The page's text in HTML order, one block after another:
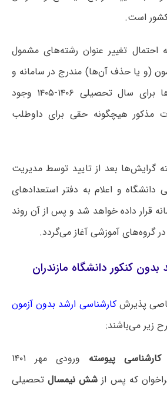
است.
احتمال تغییر عنوان رشته‌های مشمول
(و یا حذف آن‌ها) مندرج در سامانه و
نیز ظرفیت آن‌ها برای سال تحصیلی ۱۴۰۶-۱۴۰۵ وجود
مذکور هیچگونه حقی برای داوطلب
گرایش‌ها بعد از تایید توسط مدیریت
دانشگاه و اعلام به دفتر استعدادهای
قرار داده خواهد شد و پس از آن روند
گروه‌های آموزشی آغاز می‌گردد.
کنکور دانشگاه مازندران
پذیرشکارشناسی ارشد بدون آزمون
زیر می‌باشند:
کارشناسی پیوسته
ورودی مهر ۱۴۰۱
که پس از شش نیمسال تحصیلی